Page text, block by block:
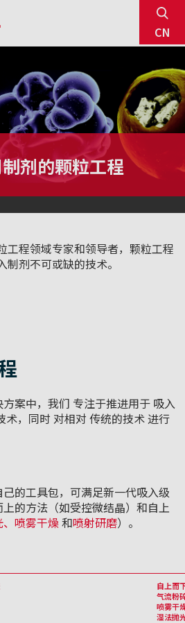
CN
剂的颗粒工程
工程领域专家和领导者，颗粒工程
制剂不可或缺的技术。
案中，我们 专注于推进用于 吸入
术，同时 对相对 传统的技术 进行
的工具包，可满足新一代吸入级
的方法（如受控微结晶）和自上
、喷雾干燥和喷射研磨）。
自上而
气流粉
喷雾干
湿法抛